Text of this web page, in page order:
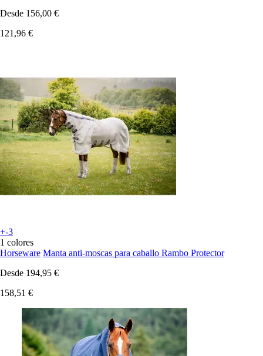
Desde 156,00 €
121,96 €
+-3
1 colores
Horseware Manta anti-moscas para caballo Rambo Protector
Desde 194,95 €
158,51 €